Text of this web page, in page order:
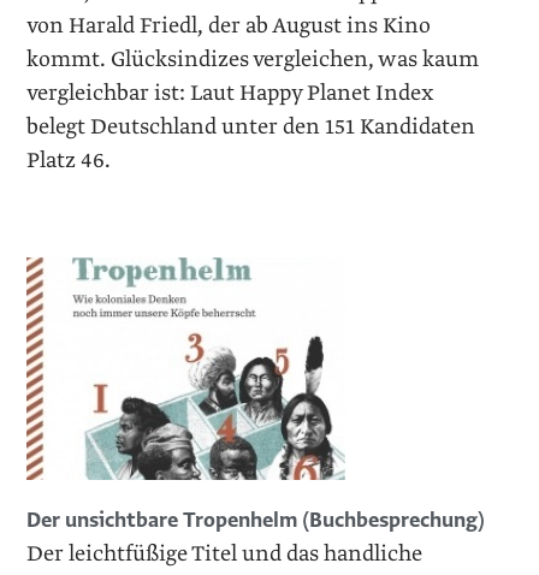
von Harald Friedl, der ab August ins Kino
kommt. Glücksindizes vergleichen, was kaum
vergleichbar ist: Laut Happy Planet Index
belegt Deutschland unter den 151 Kandidaten
Platz 46.
Der unsichtbare Tropenhelm (Buchbesprechung)
Der leichtfüßige Titel und das handliche